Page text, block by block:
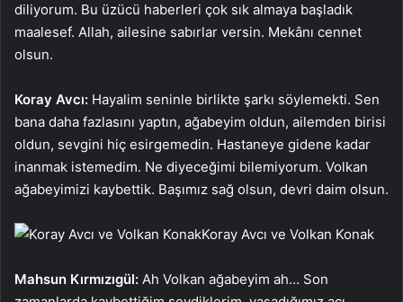
diliyorum. Bu üzücü haberleri çok sık almaya başladık
maalesef. Allah, ailesine sabırlar versin. Mekânı cennet
olsun.
Koray Avcı: Hayalim seninle birlikte şarkı söylemekti. Sen
bana daha fazlasını yaptın, ağabeyim oldun, ailemden birisi
oldun, sevgini hiç esirgemedin. Hastaneye gidene kadar
inanmak istemedim. Ne diyeceğimi bilemiyorum. Volkan
ağabeyimizi kaybettik. Başımız sağ olsun, devri daim olsun.
Koray Avcı ve Volkan Konak
Mahsun Kırmızıgül: Ah Volkan ağabeyim ah… Son